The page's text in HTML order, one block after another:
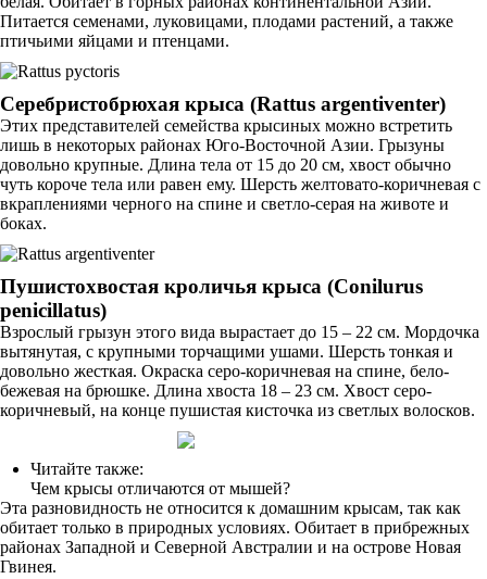
Питается семенами, луковицами, плодами растений, а также
птичьими яйцами и птенцами.
Серебристобрюхая крыса (Rattus argentiventer)
Этих представителей семейства крысиных можно встретить
лишь в некоторых районах Юго-Восточной Азии. Грызуны
довольно крупные. Длина тела от 15 до 20 см, хвост обычно
чуть короче тела или равен ему. Шерсть желтовато-коричневая с
вкраплениями черного на спине и светло-серая на животе и
боках.
Пушистохвостая кроличья крыса (Conilurus
penicillatus)
Взрослый грызун этого вида вырастает до 15 – 22 см. Мордочка
вытянутая, с крупными торчащими ушами. Шерсть тонкая и
довольно жесткая. Окраска серо-коричневая на спине, бело-
бежевая на брюшке. Длина хвоста 18 – 23 см. Хвост серо-
коричневый, на конце пушистая кисточка из светлых волосков.
Читайте также:
Чем крысы отличаются от мышей?
Эта разновидность не относится к домашним крысам, так как
обитает только в природных условиях. Обитает в прибрежных
районах Западной и Северной Австралии и на острове Новая
Гвинея.